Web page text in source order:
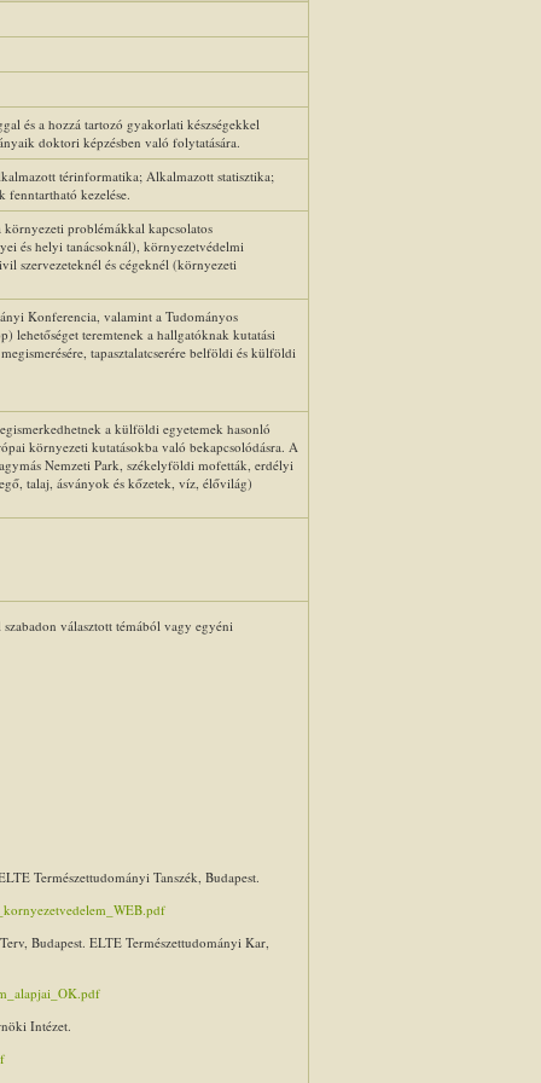
és a hozzá tartozó gyakorlati készségekkel
doktori képzésben való folytatására.
térinformatika; Alkalmazott statisztika;
kezelése.
problémákkal kapcsolatos
és helyi tanácsoknál), környezetvédelmi
szervezeteknél és cégeknél (környezeti
Konferencia, valamint a Tudományos
lehetőséget teremtenek a hallgatóknak kutatási
tapasztalatcserére belföldi és külföldi
a külföldi egyetemek hasonló
környezeti kutatásokba való bekapcsolódásra. A
Nemzeti Park, székelyföldi mofetták, erdélyi
talaj, ásványok és kőzetek, víz, élővilág)
választott témából vagy egyéni
Természettudományi Tanszék, Budapest.
Budapest. ELTE Természettudományi Kar,
Intézet.